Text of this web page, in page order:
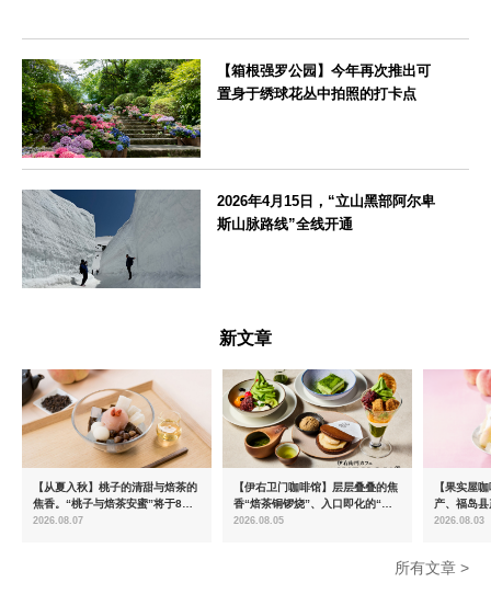
【箱根强罗公园】今年再次推出可
置身于绣球花丛中拍照的打卡点
2026年4月15日，“立山黑部阿尔卑
斯山脉路线”全线开通
新文章
【从夏入秋】桃子的清甜与焙茶的
焦香。“桃子与焙茶安蜜”将于8月
中旬起限时发售
2026.08.07
【伊右卫门咖啡馆】层层叠叠的焦
香“焙茶铜锣烧”、入口即化的“宇
治抹茶提拉米苏”全新登场
2026.08.05
【果实屋
产、福岛
2026.08.03
所有文章 >